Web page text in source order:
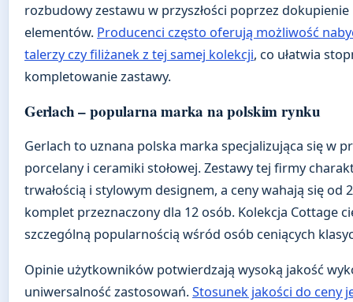
rozbudowy zestawu w przyszłości poprzez
elementów. Producenci często oferują możliwość
talerzy czy filiżanek z tej samej kolekcji, co ułatwia
kompletowanie zastawy.
Gerlach – popularna marka na polskim rynku
Gerlach to uznana polska marka specjalizująca się w
porcelany i ceramiki stołowej. Zestawy tej firmy
trwałością i stylowym designem, a ceny wahają się od
komplet przeznaczony dla 12 osób. Kolekcja Cottage
szczególną popularnością wśród osób ceniących
Opinie użytkowników potwierdzają wysoką jakość
uniwersalność zastosowań.Stosunek jakości do ceny